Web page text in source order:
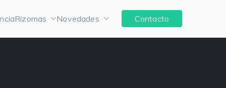
Rizomas Novedades Contacto